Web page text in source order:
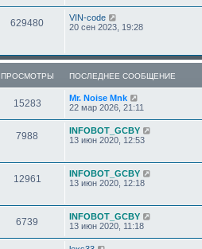
629480
VIN-code
20 сен 2023, 19:28
ПРОСМОТРЫ ПОСЛЕДНЕЕ СООБЩЕНИЕ
15283
Mr. Noise Mnk
22 мар 2026, 21:11
7988
INFOBOT_GCBY
13 июн 2020, 12:53
12961
INFOBOT_GCBY
13 июн 2020, 12:18
6739
INFOBOT_GCBY
13 июн 2020, 11:18